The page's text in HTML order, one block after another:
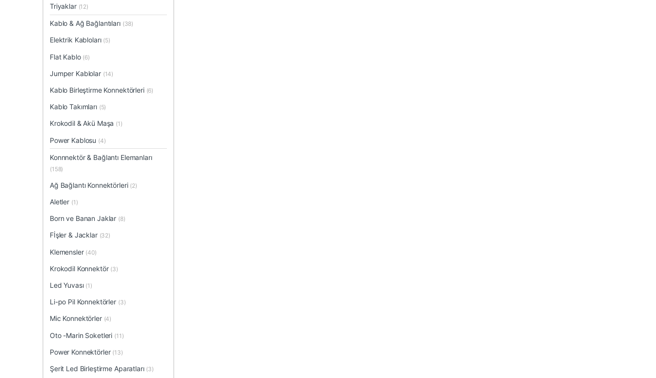
Triyaklar (12)
Kablo & Ağ Bağlantıları (38)
Elektrik Kabloları (5)
Flat Kablo (6)
Jumper Kablolar (14)
Kablo Birleştirme Konnektörleri (6)
Kablo Takımları (5)
Krokodil & Akü Maşa (1)
Power Kablosu (4)
Konnnektör & Bağlantı Elemanları
(158)
Ağ Bağlantı Konnektörleri (2)
Aletler (1)
Born ve Banan Jaklar (8)
Fİşler & Jacklar (32)
Klemensler (40)
Krokodil Konnektör (3)
Led Yuvası (1)
Li-po Pil Konnektörler (3)
Mic Konnektörler (4)
Oto -Marin Soketleri (11)
Power Konnektörler (13)
Şerit Led Birleştirme Aparatları (3)